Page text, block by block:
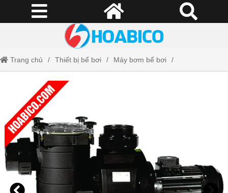
Trang chủ Thiết bị bể bơi Máy bơm bể bơi
Máy bơm Kripsol KAN